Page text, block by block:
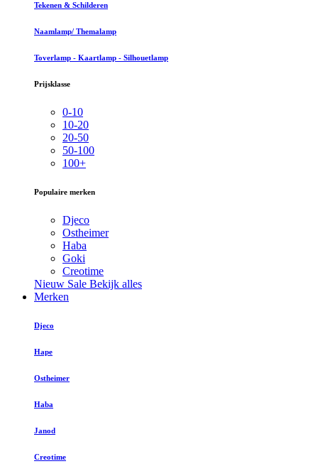
Tekenen & Schilderen
Naamlamp/ Themalamp
Toverlamp - Kaartlamp - Silhouetlamp
Prijsklasse
0-10
10-20
20-50
50-100
100+
Populaire merken
Djeco
Ostheimer
Haba
Goki
Creotime
Nieuw Sale Bekijk alles
Merken
Djeco
Hape
Ostheimer
Haba
Janod
Creotime